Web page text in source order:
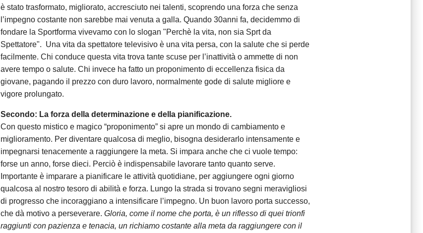
è stato trasformato, migliorato, accresciuto nei talenti, scoprendo una forza che senza
l’impegno costante non sarebbe mai venuta a galla. Quando 30anni fa, decidemmo di
fondare la Sportforma vivevamo con lo slogan "Perchè la vita, non sia Sprt da
Spettatore". Una vita da spettatore televisivo è una vita persa, con la salute che si perde
facilmente. Chi conduce questa vita trova tante scuse per l’inattività o ammette di non
avere tempo o salute. Chi invece ha fatto un proponimento di eccellenza fisica da
giovane, pagando il prezzo con duro lavoro, normalmente gode di salute migliore e
vigore prolungato.
Secondo: La forza della determinazione e della pianificazione.
Con questo mistico e magico “proponimento” si apre un mondo di cambiamento e
miglioramento. Per diventare qualcosa di meglio, bisogna desiderarlo intensamente e
impegnarsi tenacemente a raggiungere la meta. Si impara anche che ci vuole tempo:
forse un anno, forse dieci. Perciò è indispensabile lavorare tanto quanto serve.
Importante è imparare a pianificare le attività quotidiane, per aggiungere ogni giorno
qualcosa al nostro tesoro di abilità e forza. Lungo la strada si trovano segni meravigliosi
di progresso che incoraggiano a intensificare l’impegno. Un buon lavoro porta successo,
che dà motivo a perseverare. Gloria, come il nome che porta, è un riflesso di quei trionfi
raggiunti con pazienza e tenacia, un richiamo costante alla meta da raggiungere con il